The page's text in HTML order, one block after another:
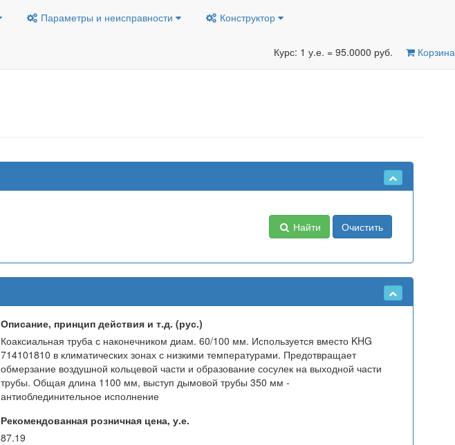
Параметры и неисправности Конструктор
Курс: 1 у.е. = 95.0000 руб. Корзина
Найти
Очистить
Описание, принцип действия и т.д. (рус.)
Коаксиальная труба с наконечником диам. 60/100 мм. Используется вместо KHG
714101810 в климатических зонах с низкими температурами. Предотвращает
обмерзание воздушной кольцевой части и образование сосулек на выходной части
трубы. Общая длина 1100 мм, выступ дымовой трубы 350 мм -
антиоблединительное исполнение
Рекомендованная розничная цена, у.е.
87.19